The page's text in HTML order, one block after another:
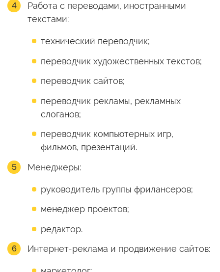
Работа с переводами, иностранными
текстами:
технический переводчик;
переводчик художественных текстов;
переводчик сайтов;
переводчик рекламы, рекламных
слоганов;
переводчик компьютерных игр,
фильмов, презентаций.
Менеджеры:
руководитель группы фрилансеров;
менеджер проектов;
редактор.
Интернет-реклама и продвижение сайтов: